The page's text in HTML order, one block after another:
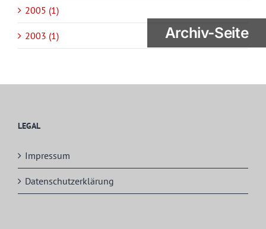
2005 (1)
2003 (1)
LEGAL
Impressum
Datenschutzerklärung
Archiv-Seite